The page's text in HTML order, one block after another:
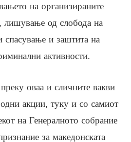
на организираните
лишување од слобода на
спасување и заштита на
активности.
оваа и сличните вакви
акции, туку и со самиот
на Генералното собрание
за македонската